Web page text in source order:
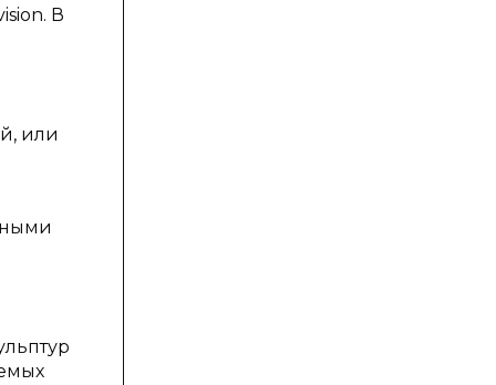
В
или